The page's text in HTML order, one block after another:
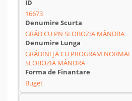
16673
GRĂD CU PN SLOBOZIA MÂNDRA
GRĂDINIȚA CU PROGRAM NORMAL
SLOBOZIA MÂNDRA
Buget